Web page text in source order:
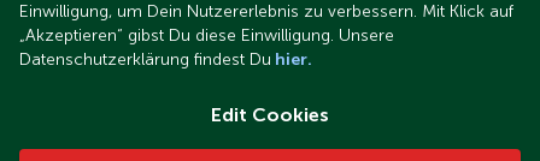
Einwilligung, um Dein Nutzererlebnis zu verbessern. Mit Klick auf
„Akzeptieren“ gibst Du diese Einwilligung. Unsere
Datenschutzerklärung findest Du hier.
Edit Cookies